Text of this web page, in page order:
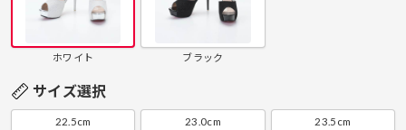
ホワイト ブラック
サイズ選択
22.5cm 23.0cm 23.5cm